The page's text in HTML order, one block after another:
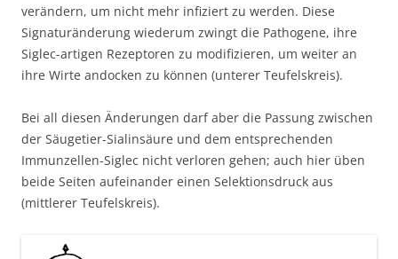
verändern, um nicht mehr infiziert zu werden. Diese
Signaturänderung wiederum zwingt die Pathogene, ihre
Siglec-artigen Rezeptoren zu modifizieren, um weiter an
ihre Wirte andocken zu können (unterer Teufelskreis).
Bei all diesen Änderungen darf aber die Passung zwischen
der Säugetier-Sialinsäure und dem entsprechenden
Immunzellen-Siglec nicht verloren gehen; auch hier üben
beide Seiten aufeinander einen Selektionsdruck aus
(mittlerer Teufelskreis).